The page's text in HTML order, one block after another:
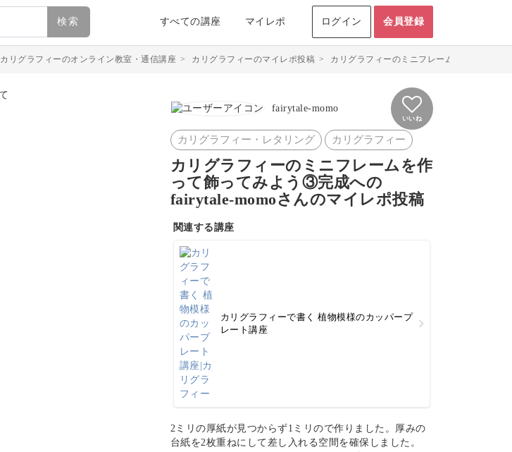
検索 すべての講座 マイレポ ログイン 会員登録
カリグラフィーのオンライン教室・通信講座 > カリグラフィーのマイレポ投稿 > カリグラフィーのミニフレームを作って飾
fairytale-momo
いいね
カリグラフィー・レタリング カリグラフィー
カリグラフィーのミニフレームを作
って飾ってみよう③完成への
fairytale-momoさんのマイレポ投稿
関連する講座
カリグラフィーで書く 植物模様のカッパープ
レート講座
2ミリの厚紙が見つからず1ミリので作りました。厚みの
台紙を2枚重ねにして差し入れる空間を確保しました。